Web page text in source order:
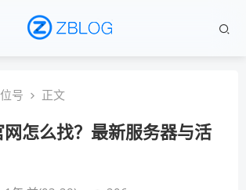
号 正文
怎么找？最新服务器与活